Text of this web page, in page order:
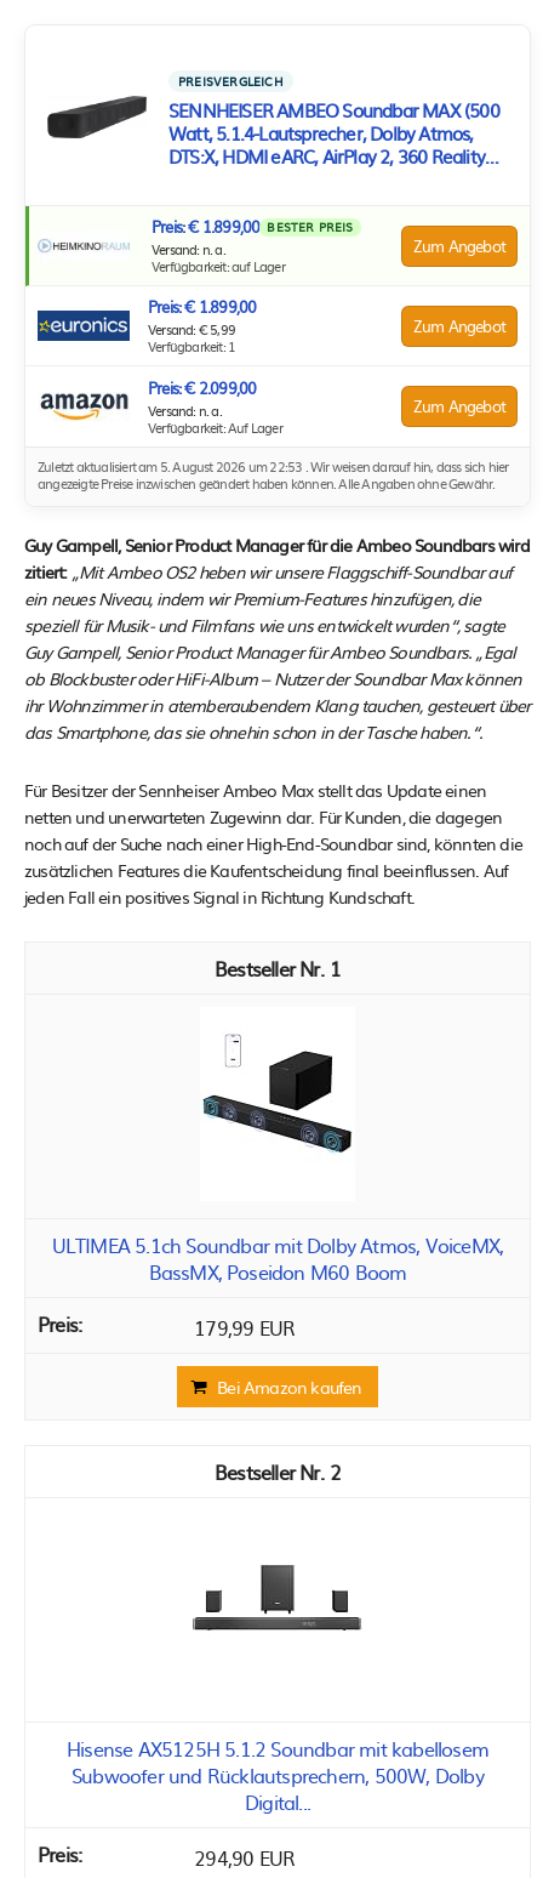
PREISVERGLEICH
SENNHEISER AMBEO Soundbar MAX (500
Watt, 5.1.4-Lautsprecher, Dolby Atmos,
DTS:X, HDMI eARC, AirPlay 2, 360 Reality
Preis: € 1.899,00 BESTER PREIS
Versand: n. a.
Verfügbarkeit: auf Lager
Zum Angebot
Preis: € 1.899,00
Versand: € 5,99
Verfügbarkeit: 1
Zum Angebot
Preis: € 2.099,00
Versand: n. a.
Verfügbarkeit: Auf Lager
Zum Angebot
Zuletzt aktualisiert am 5. August 2026 um 22:53 . Wir weisen darauf hin, dass sich hier
angezeigte Preise inzwischen geändert haben können. Alle Angaben ohne Gewähr.
Guy Gampell, Senior Product Manager für die Ambeo Soundbars wird
zitiert: „Mit Ambeo OS2 heben wir unsere Flaggschiff-Soundbar auf
ein neues Niveau, indem wir Premium-Features hinzufügen, die
speziell für Musik- und Filmfans wie uns entwickelt wurden“, sagte
Guy Gampell, Senior Product Manager für Ambeo Soundbars. „Egal
ob Blockbuster oder HiFi-Album – Nutzer der Soundbar Max können
ihr Wohnzimmer in atemberaubendem Klang tauchen, gesteuert über
das Smartphone, das sie ohnehin schon in der Tasche haben.“.
Für Besitzer der Sennheiser Ambeo Max stellt das Update einen
netten und unerwarteten Zugewinn dar. Für Kunden, die dagegen
noch auf der Suche nach einer High-End-Soundbar sind, könnten die
zusätzlichen Features die Kaufentscheidung final beeinflussen. Auf
jeden Fall ein positives Signal in Richtung Kundschaft.
1
ULTIMEA 5.1ch Soundbar mit Dolby Atmos, VoiceMX,
BassMX, Poseidon M60 Boom
179,99 EUR
Bei Amazon kaufen
2
Hisense AX5125H 5.1.2 Soundbar mit kabellosem
Subwoofer und Rücklautsprechern, 500W, Dolby
Digital...
294,90 EUR